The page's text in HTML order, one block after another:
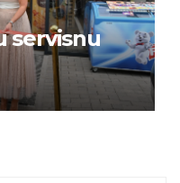
servisnu